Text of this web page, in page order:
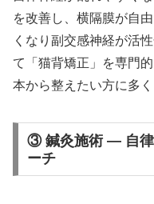
を改善し、横隔膜が自
くなり副交感神経が活
て「猫背矯正」を専門
本から整えたい方に多
③ 鍼灸施術 — 自律
ーチ